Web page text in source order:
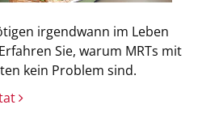
irgendwann im Leben
Sie, warum MRTs mit
kein Problem sind.